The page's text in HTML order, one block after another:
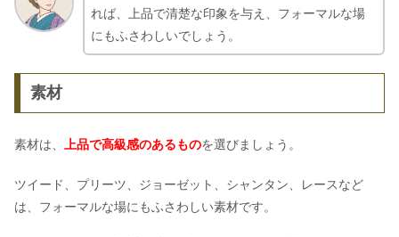
れば、上品で清楚な印象を与え、フォーマルな場
にもふさわしいでしょう。
素材
素材は、 上品で高級感のあるものを選びましょう。
ツイード、プリーツ、ジョーゼット、シャンタン、レースなど
は、フォーマルな場にもふさわしい素材です。